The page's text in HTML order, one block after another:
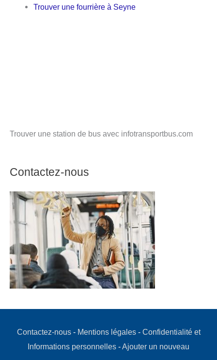
Trouver une fourrière à Seyne
Trouver une station de bus avec infotransportbus.com
Contactez-nous
Contactez-nous- Mentions légales- Confidentialité et
Informations personnelles -Ajouter un nouveau